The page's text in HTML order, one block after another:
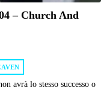
– Church And
avrà lo stesso successo o